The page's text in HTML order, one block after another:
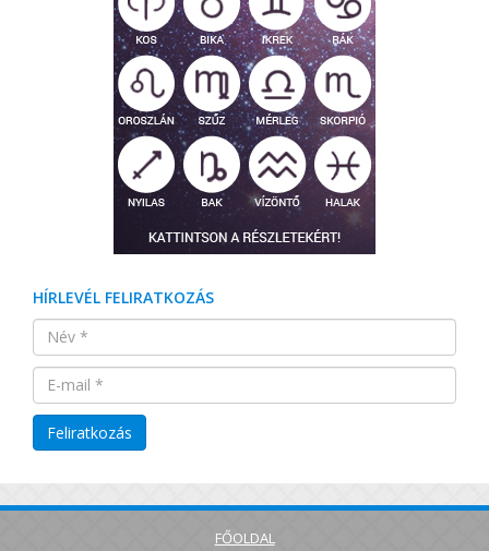
HÍRLEVÉL FELIRATKOZÁS
FŐOLDAL